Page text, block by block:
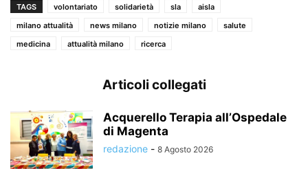
TAGS volontariato solidarietà sla
aisla
milano attualità
news milano notizie milano
salute
medicina
attualità milano ricerca
Articoli collegati
Acquerello Terapia all’Ospedale
di Magenta
redazione - 8 Agosto 2026